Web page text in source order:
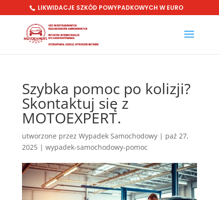
LIKWIDACJE SZKÓD POWYPADKOWYCH W EURO
Szybka pomoc po kolizji?
Skontaktuj się z
MOTOEXPERT.
utworzone przez Wypadek Samochodowy| paź 27,
2025| wypadek-samochodowy-pomoc